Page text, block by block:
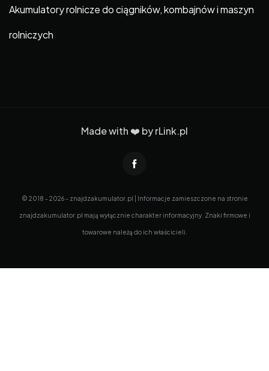
Akumulatory rolnicze do ciągników, kombajnów i maszyn
rolniczych
Made with ❤️ byrLink.pl
© 2018 - 2026 - znajdzakumulator.pl | Informacje zamieszczone na stronie
znajdzakumulator.pl mają wyłącznie charakter informacyjny. Znaki firmowe i
towarowe należą do ich właścicieli.